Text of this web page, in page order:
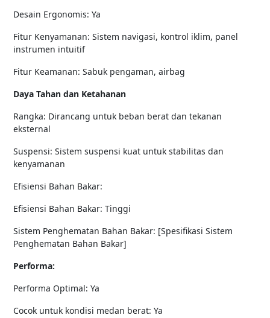
Desain Ergonomis: Ya
Fitur Kenyamanan: Sistem navigasi, kontrol iklim, panel
instrumen intuitif
Fitur Keamanan: Sabuk pengaman, airbag
Daya Tahan dan Ketahanan
Rangka: Dirancang untuk beban berat dan tekanan
eksternal
Suspensi: Sistem suspensi kuat untuk stabilitas dan
kenyamanan
Efisiensi Bahan Bakar:
Efisiensi Bahan Bakar: Tinggi
Sistem Penghematan Bahan Bakar: [Spesifikasi Sistem
Penghematan Bahan Bakar]
Performa:
Performa Optimal: Ya
Cocok untuk kondisi medan berat: Ya